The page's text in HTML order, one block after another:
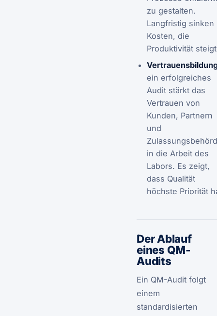
zu gestalten.
Langfristig sinken
Kosten, die
Produktivität
ein erfolgreiches
Audit stärkt das
Vertrauen von
Kunden, Partnern
und
in die Arbeit des
Labors. Es zeigt,
dass Qualität
höchste Priorität
Der Ablauf
eines QM-
Audits
Ein QM-Audit folgt
einem
standardisierten